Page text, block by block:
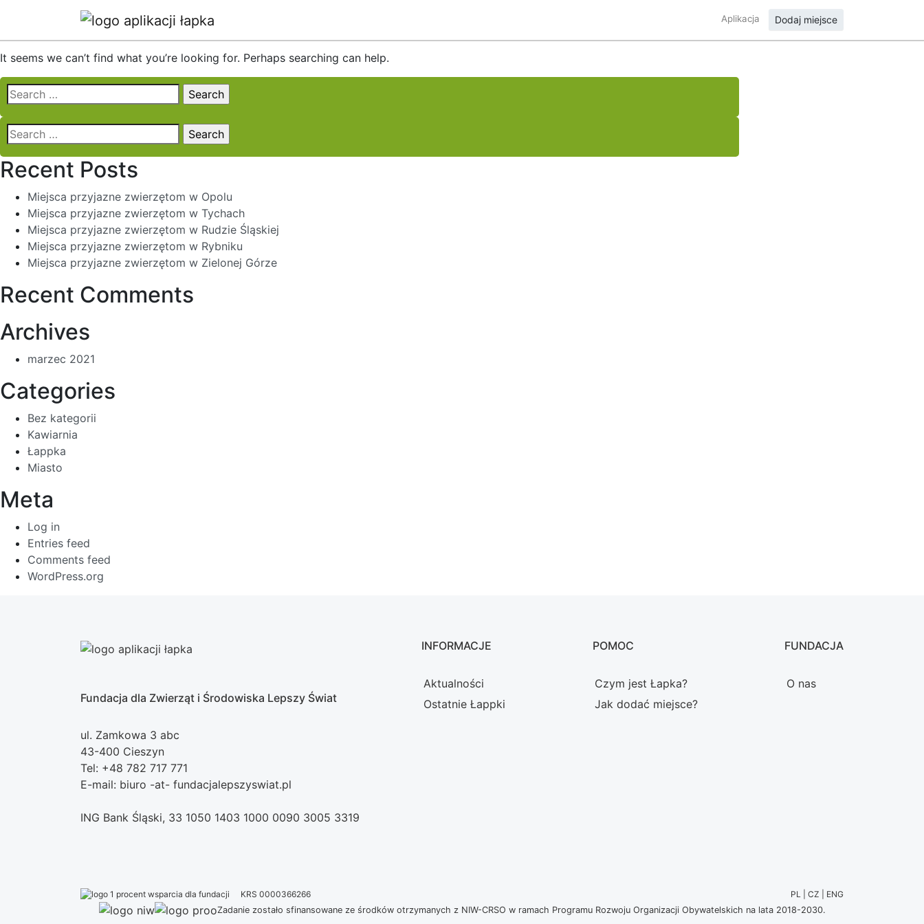
Aplikacja Dodaj miejsce
Nothing Found
It seems we can’t find what you’re looking for. Perhaps searching can help.
Search
for:
Search
for:
Recent Posts
Miejsca przyjazne zwierzętom w Opolu
Miejsca przyjazne zwierzętom w Tychach
Miejsca przyjazne zwierzętom w Rudzie Śląskiej
Miejsca przyjazne zwierzętom w Rybniku
Miejsca przyjazne zwierzętom w Zielonej Górze
Recent Comments
Archives
marzec 2021
Categories
Bez kategorii
Kawiarnia
Łappka
Miasto
Meta
Log in
Entries feed
Comments feed
WordPress.org
Fundacja dla Zwierząt i Środowiska Lepszy Świat
ul. Zamkowa 3 abc
43-400 Cieszyn
Tel: +48 782 717 771
E-mail: biuro -at- fundacjalepszyswiat.pl
INFORMACJE
Aktualności
Ostatnie Łappki
POMOC
Czym jest Łapka?
Jak dodać miejsce?
FUNDACJA
O nas
ING Bank Śląski, 33 1050 1403 1000 0090 3005 3319
KRS 0000366266
PL | CZ | ENG
Zadanie zostało sfinansowane ze środków otrzymanych z NIW-CRSO w ramach Programu Rozwoju Organizacji Obywatelskich na lata 2018-2030.